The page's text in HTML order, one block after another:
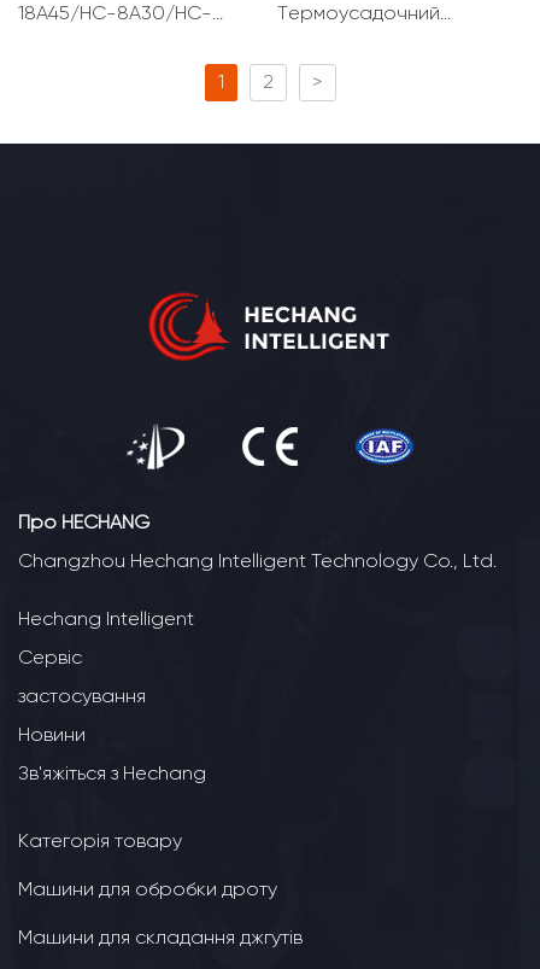
18A45/HC-8A30/HC-
Термоусадочний
1 2 >
Про HECHANG
Changzhou Hechang Intelligent Technology Co., Ltd.
Hechang Intelligent
Сервіс
застосування
Новини
Зв'яжіться з Hechang
Категорія товару
Машини для обробки дроту
Машини для складання джгутів